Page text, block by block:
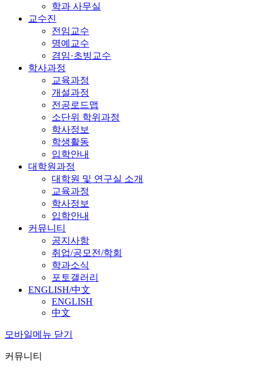
학과 사무실
교수진
전임교수
명예교수
겸임·초빙교수
학사과정
교육과정
개설과정
전공로드맵
소단위 학위과정
학사정보
학생활동
입학안내
대학원과정
대학원 및 연구실 소개
교육과정
학사정보
입학안내
커뮤니티
공지사항
취업/공모전/학회
학과소식
포토갤러리
ENGLISH/中文
ENGLISH
中文
모바일메뉴 닫기
커뮤니티